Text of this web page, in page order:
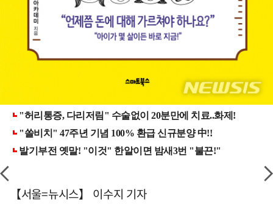
【서울=뉴시스】 이수지 기자